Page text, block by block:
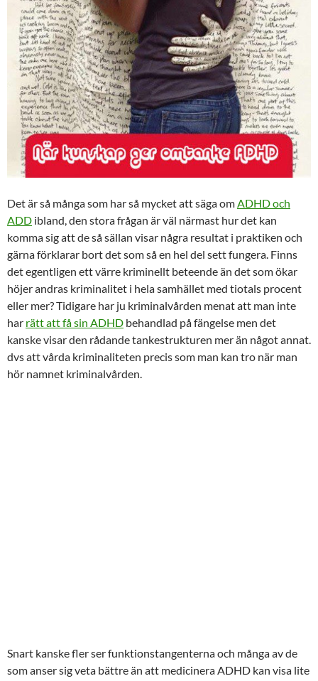
Det är så många som har så mycket att säga omADHD och
ADD ibland, den stora frågan är väl närmast hur det kan
komma sig att de så sällan visar några resultat i praktiken och
gärna förklarar bort det som så en hel del sett fungera. Finns
det egentligen ett värre kriminellt beteende än det som ökar
höjer andras kriminalitet i hela samhället med tiotals procent
eller mer? Tidigare har ju kriminalvården menat att man inte
har rätt att få sin ADHD behandlad på fängelse men det
kanske visar den rådande tankestrukturen mer än något annat.
dvs att vårda kriminaliteten precis som man kan tro när man
hör namnet kriminalvården.
Snart kanske fler ser funktionstangenterna och många av de
som anser sig veta bättre än att medicinera ADHD kan visa lite